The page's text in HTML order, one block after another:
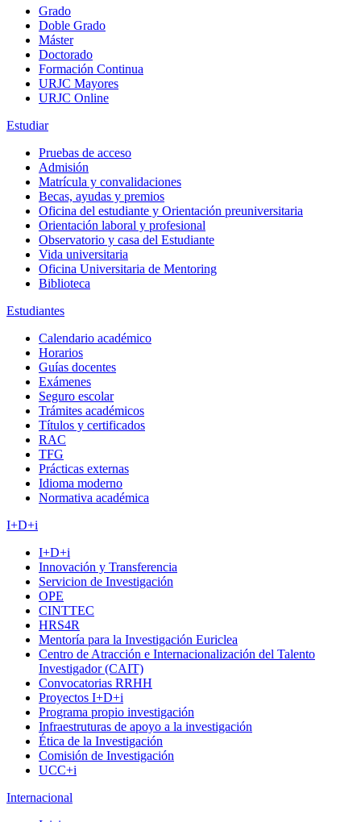
Grado
Doble Grado
Máster
Doctorado
Formación Continua
URJC Mayores
URJC Online
Estudiar
Pruebas de acceso
Admisión
Matrícula y convalidaciones
Becas, ayudas y premios
Oficina del estudiante y Orientación preuniversitaria
Orientación laboral y profesional
Observatorio y casa del Estudiante
Vida universitaria
Oficina Universitaria de Mentoring
Biblioteca
Estudiantes
Calendario académico
Horarios
Guías docentes
Exámenes
Seguro escolar
Trámites académicos
Títulos y certificados
RAC
TFG
Prácticas externas
Idioma moderno
Normativa académica
I+D+i
I+D+i
Innovación y Transferencia
Servicion de Investigación
OPE
CINTTEC
HRS4R
Mentoría para la Investigación Euriclea
Centro de Atracción e Internacionalización del Talento
Investigador (CAIT)
Convocatorias RRHH
Proyectos I+D+i
Programa propio investigación
Infraestruturas de apoyo a la investigación
Ética de la Investigación
Comisión de Investigación
UCC+i
Internacional